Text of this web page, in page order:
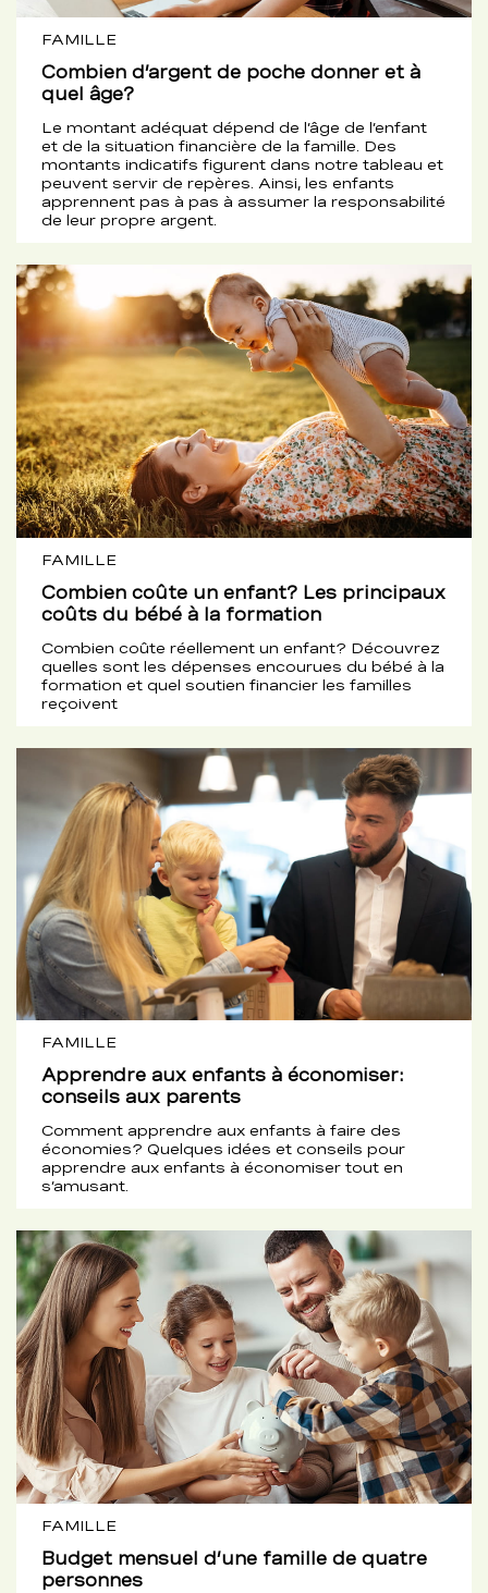
FAMILLE
Combien d’argent de poche donner et à
quel âge?
Le montant adéquat dépend de l’âge de l’enfant
et de la situation financière de la famille. Des
montants indicatifs figurent dans notre tableau et
peuvent servir de repères. Ainsi, les enfants
apprennent pas à pas à assumer la responsabilité
de leur propre argent.
FAMILLE
Combien coûte un enfant? Les principaux
coûts du bébé à la formation
Combien coûte réellement un enfant? Découvrez
quelles sont les dépenses encourues du bébé à la
formation et quel soutien financier les familles
reçoivent
FAMILLE
Apprendre aux enfants à économiser:
conseils aux parents
Comment apprendre aux enfants à faire des
économies? Quelques idées et conseils pour
apprendre aux enfants à économiser tout en
s’amusant.
FAMILLE
Budget mensuel d’une famille de quatre
personnes